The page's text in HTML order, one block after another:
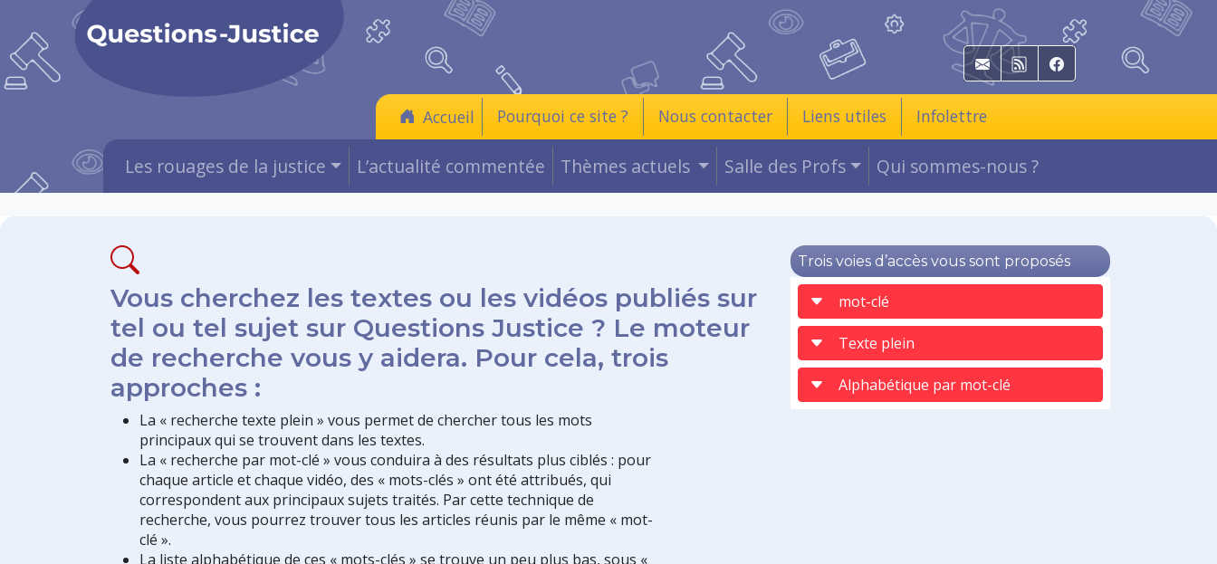
E-mail RSS Facebook
Accueil Pourquoi ce site ? Nous contacter Liens utiles Infolettre
Les rouages de la justice L’actualité commentée Thèmes actuels Salle des Profs Qui sommes-nous ?
Vous cherchez les textes ou les vidéos publiés sur
tel ou tel sujet sur Questions Justice ? Le moteur
de recherche vous y aidera. Pour cela, trois
approches :
La « recherche texte plein » vous permet de chercher tous les mots
principaux qui se trouvent dans les textes.
La « recherche par mot-clé » vous conduira à des résultats plus ciblés : pour
chaque article et chaque vidéo, des « mots-clés » ont été attribués, qui
correspondent aux principaux sujets traités. Par cette technique de
recherche, vous pourrez trouver tous les articles réunis par le même « mot-
clé ».
La liste alphabétique de ces « mots-clés » se trouve un peu plus bas, sous «
Trois voies d’accès vous sont proposés
mot-clé
Texte plein
Alphabétique par mot-clé